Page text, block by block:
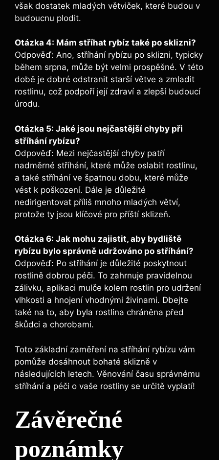
však dostatek mladých větviček, které budou v
budoucnu plodit.
Otázka 4: Mám stříhat rybíz také po sklizni?
Odpověď: Ano, stříhání rybízu po sklizni, typicky
během srpna, může být velmi prospěšné. V této
době je dobré odstranit starší větve a zmladit
rostlinu, což podpoří její zdraví a zlepší budoucí
úrodu.
Otázka 5: Jaké jsou nejčastější chyby při
stříhání rybízu?
Odpověď: Mezi nejčastější chyby patří
nadměrné stříhání, které může oslabit rostlinu,
a také stříhání ve špatnou dobu, které může
vést k poškození. Dále je důležité
nedirigentovat příliš mnoho mladých větví,
protože ty jsou klíčové pro příští sklizeň.
Otázka 6: Jak mohu zajistit, aby bydliště
rybízu bylo správně udržováno po stříhání?
Odpověď: Po stříhání je důležité poskytnout
rostlině dobrou péči. To zahrnuje pravidelnou
zálivku, aplikaci mulče kolem rostlin pro udržení
vlhkosti a hnojení vhodnými živinami. Dbejte
také na to, aby byla rostlina chráněna před
škůdci a chorobami.
Toto základní zaměření na stříhání rybízu vám
pomůže dosáhnout bohaté sklizně v
následujících letech. Věnování času správnému
stříhání a péči o vaše rostliny se určitě vyplatí!
Závěrečné
poznámky